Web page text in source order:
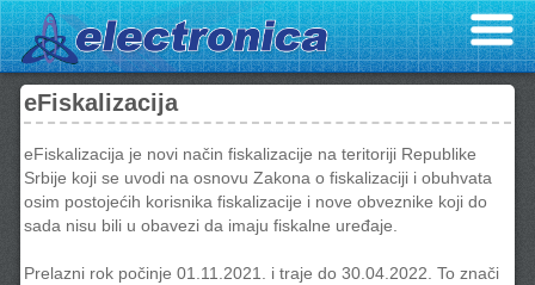
eFiskalizacija
eFiskalizacija je novi način fiskalizacije na teritoriji Republike
Srbije koji se uvodi na osnovu Zakona o fiskalizaciji i obuhvata
osim postojećih korisnika fiskalizacije i nove obveznike koji do
sada nisu bili u obavezi da imaju fiskalne uređaje.
Prelazni rok počinje 01.11.2021. i traje do 30.04.2022. To znači